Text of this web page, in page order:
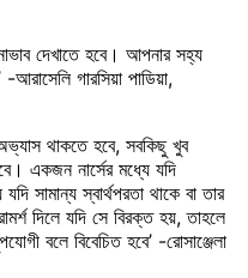
দেখাতে হবে। আপনার সহ্য
গারসিয়া পাডিয়া,
থাকতে হবে, সবকিছু খুব
একজন নার্সের মধ্যে যদি
সামান্য স্বার্থপরতা থাকে বা তার
দিলে যদি সে বিরক্ত হয়, তাহলে
বলে বিবেচিত হবে’ -রোসাঞ্জেলা